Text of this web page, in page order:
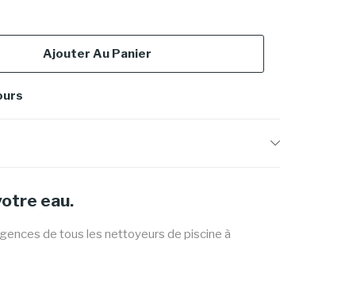
Ajouter Au Panier
eau.
de tous les nettoyeurs de piscine à